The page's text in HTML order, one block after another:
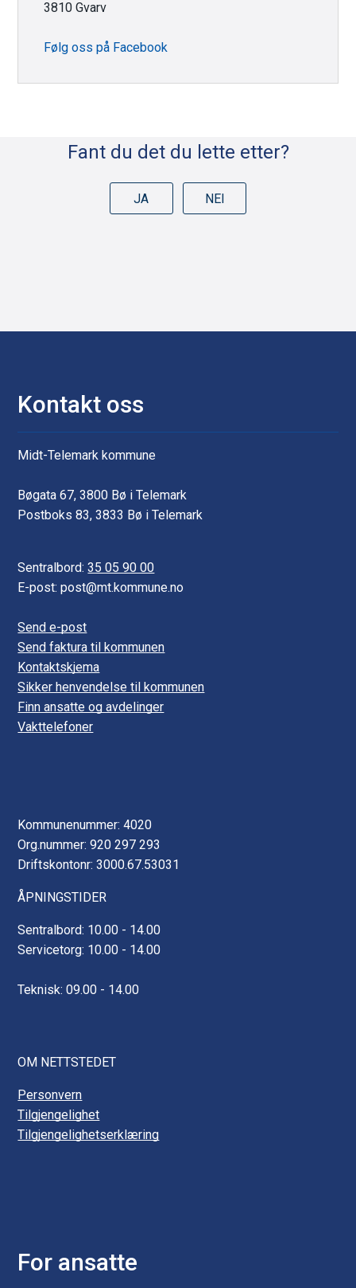
3810 Gvarv
Følg oss på Facebook
Fant du det du lette etter?
JA NEI
Kontakt oss
Midt-Telemark kommune
Bøgata 67, 3800 Bø i Telemark
Postboks 83, 3833 Bø i Telemark
Sentralbord:35 05 90 00
E-post: post@mt.kommune.no
Send e-post
Send faktura til kommunen
Kontaktskjema
Sikker henvendelse til kommunen
Finn ansatte og avdelinger
Vakttelefoner
Kommunenummer: 4020
Org.nummer: 920 297 293
Driftskontonr: 3000.67.53031
ÅPNINGSTIDER
Sentralbord: 10.00 - 14.00
Servicetorg: 10.00 - 14.00
Teknisk: 09.00 - 14.00
OM NETTSTEDET
Personvern
Tilgjengelighet
Tilgjengelighetserklæring
For ansatte